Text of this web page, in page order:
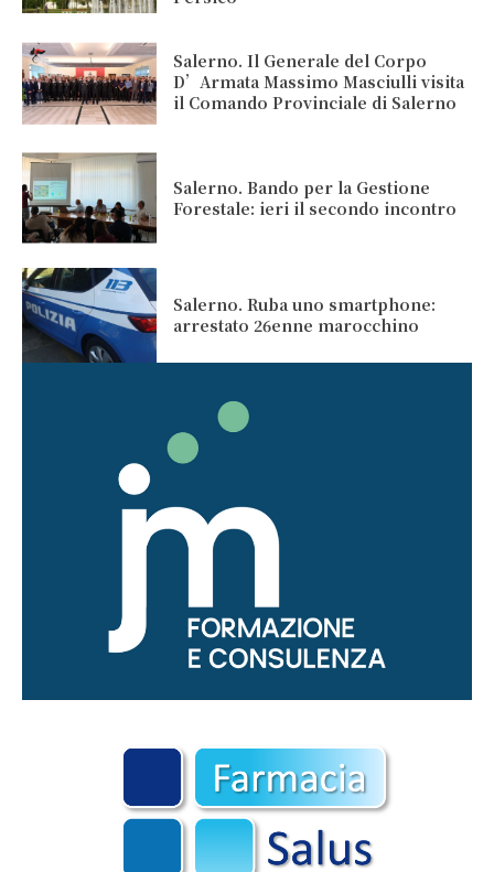
Salerno. Il Generale del Corpo
D’Armata Massimo Masciulli visita
il Comando Provinciale di Salerno
Salerno. Bando per la Gestione
Forestale: ieri il secondo incontro
Salerno. Ruba uno smartphone:
arrestato 26enne marocchino